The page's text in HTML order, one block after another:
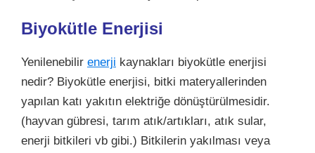
Biyokütle Enerjisi
Yenilenebilir enerji kaynakları biyokütle enerjisi
nedir? Biyokütle enerjisi, bitki materyallerinden
yapılan katı yakıtın elektriğe dönüştürülmesidir.
(hayvan gübresi, tarım atık/artıkları, atık sular,
enerji bitkileri vb gibi.) Bitkilerin yakılması veya